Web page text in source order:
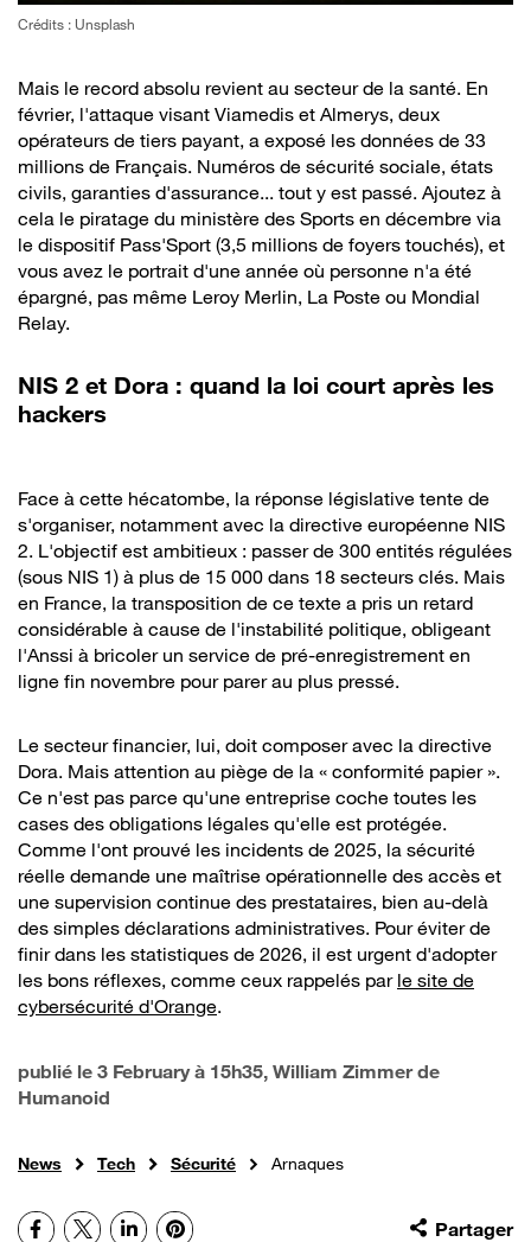
Crédits : Unsplash
Mais le record absolu revient au secteur de la santé. En
février, l'attaque visant Viamedis et Almerys, deux
opérateurs de tiers payant, a exposé les données de 33
millions de Français. Numéros de sécurité sociale, états
civils, garanties d'assurance... tout y est passé. Ajoutez à
cela le piratage du ministère des Sports en décembre via
le dispositif Pass'Sport (3,5 millions de foyers touchés), et
vous avez le portrait d'une année où personne n'a été
épargné, pas même Leroy Merlin, La Poste ou Mondial
Relay.
NIS 2 et Dora : quand la loi court après les
hackers
Face à cette hécatombe, la réponse législative tente de
s'organiser, notamment avec la directive européenne NIS
2. L'objectif est ambitieux : passer de 300 entités régulées
(sous NIS 1) à plus de 15 000 dans 18 secteurs clés. Mais
en France, la transposition de ce texte a pris un retard
considérable à cause de l'instabilité politique, obligeant
l'Anssi à bricoler un service de pré-enregistrement en
ligne fin novembre pour parer au plus pressé.
Le secteur financier, lui, doit composer avec la directive
Dora. Mais attention au piège de la « conformité papier ».
Ce n'est pas parce qu'une entreprise coche toutes les
cases des obligations légales qu'elle est protégée.
Comme l'ont prouvé les incidents de 2025, la sécurité
réelle demande une maîtrise opérationnelle des accès et
une supervision continue des prestataires, bien au-delà
des simples déclarations administratives. Pour éviter de
finir dans les statistiques de 2026, il est urgent d'adopter
les bons réflexes, comme ceux rappelés par le site de
cybersécurité d'Orange.
publié le 3 February à 15h35, William Zimmer de
Humanoid
News Tech Sécurité Arnaques
Partager
Facebook
X LinkedInPinterest